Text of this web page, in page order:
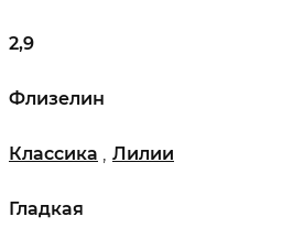
2,9
Классика , Лилии
Флизелин
Гладкая